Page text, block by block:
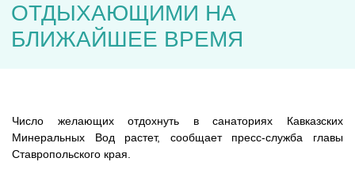
ОТДЫХАЮЩИМИ НА
БЛИЖАЙШЕЕ ВРЕМЯ
Число желающих отдохнуть в санаториях Кавказских
Минеральных Вод растет, сообщает пресс-служба главы
Ставропольского края.